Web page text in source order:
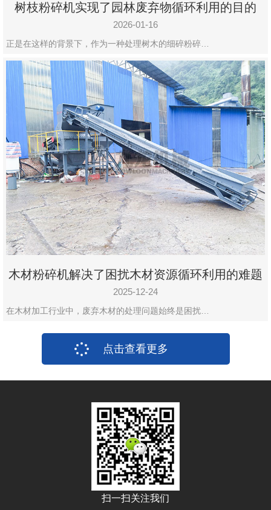
树枝粉碎机实现了园林废弃物循环利用的目的
2026-01-16
正是在这样的背景下，作为一种处理树木的细碎粉碎…
木材粉碎机解决了困扰木材资源循环利用的难题
2025-12-24
在木材加工行业中，废弃木材的处理问题始终是困扰…
点击查看更多
扫一扫关注我们